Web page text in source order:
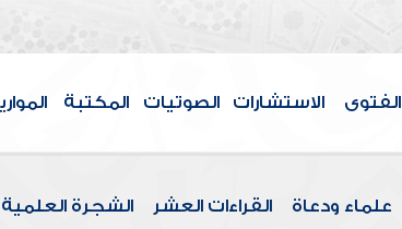
الفتوى الاستشارات الصوتيات المكتبة
علماء ودعاة القراءات العشر الشجرة العلمية